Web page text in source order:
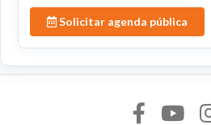
Solicitar agenda pública